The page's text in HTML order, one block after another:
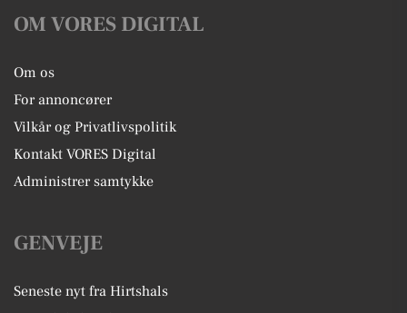
OM VORES DIGITAL
Om os
For annoncører
Vilkår og Privatlivspolitik
Kontakt VORES Digital
Administrer samtykke
GENVEJE
Seneste nyt fra Hirtshals